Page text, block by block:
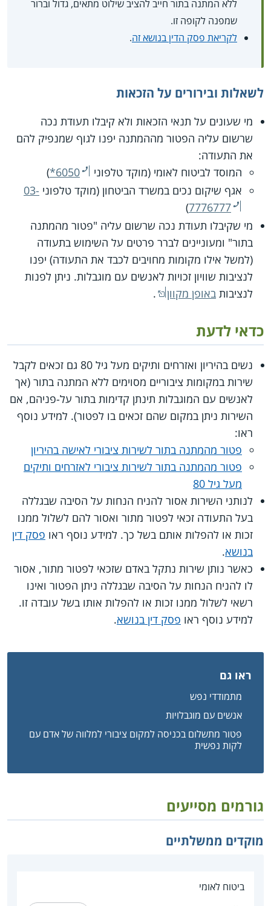
ללא המתנה בתור חייב להציב שילוט מתאים, גדול וברור
שמפנה לקופה זו.
לקריאת פסק הדין בנושא זה.
לשאלות ובירורים על הזכאות
מי שעונים על תנאי הזכאות ולא קיבלו תעודת נכה
שרשום עליה הפטור מההמתנה יפנו לגוף שמנפיק להם
את התעודה:
המוסד לביטוח לאומי (מוקד טלפוני
*6050
)
אגף שיקום נכים במשרד הביטחון (מוקד טלפוני 03-
7776777
)
מי שקיבלו תעודת נכה שרשום עליה "פטור מהמתנה
בתור" ומעוניינים לברר פרטים על השימוש בתעודה
(למשל אילו מקומות מחויבים לכבד את התעודה) יפנו
לנציבות שוויון זכויות לאנשים עם מוגבלות. ניתן לפנות
לנציבות באופן מקוון .
כדאי לדעת
נשים בהיריון ואזרחים ותיקים מעל גיל 80 גם זכאים לקבל
שירות במקומות ציבוריים מסוימים ללא המתנה בתור (אך
לאנשים עם המוגבלות תינתן קדימות בתור על-פניהם, אם
השירות ניתן במקום שהם זכאים בו לפטור). למידע נוסף
ראו:
פטור מהמתנה בתור לשירות ציבורי לאישה בהיריון
פטור מהמתנה בתור לשירות ציבורי לאזרחים ותיקים
מעל גיל 80
לנותני השירות אסור להניח הנחות על הסיבה שבגללה
בעל התעודה זכאי לפטור מתור ואסור להם לשלול ממנו
זכות או להפלות אותם בשל כך. למידע נוסף ראו פסק דין
בנושא.
כאשר נותן שירות נתקל באדם שזכאי לפטור מתור, אסור
לו להניח הנחות על הסיבה שבגללה ניתן הפטור ואינו
רשאי לשלול ממנו זכות או להפלות אותו בשל עובדה זו.
למידע נוסף ראו פסק דין בנושא.
ראו גם
מתמודדי נפש
אנשים עם מוגבלויות
פטור מתשלום בכניסה למקום ציבורי למלווה של אדם עם
לקות נפשית
גורמים מסייעים
מוקדים ממשלתיים
ביטוח לאומי